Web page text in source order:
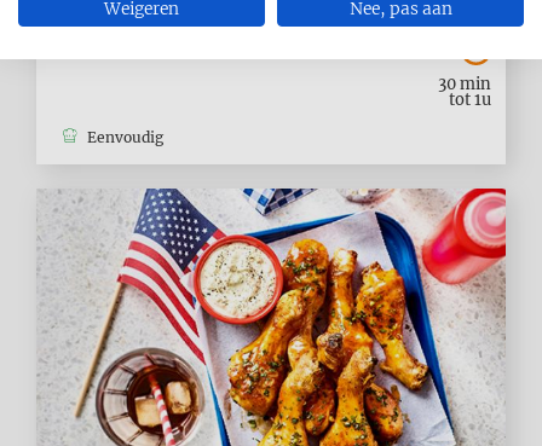
30 min
tot 1u
Eenvoudig
Weigeren Nee, pas aan